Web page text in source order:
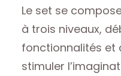
Le set se
à trois niveaux,
fonctionnalités et
stimuler